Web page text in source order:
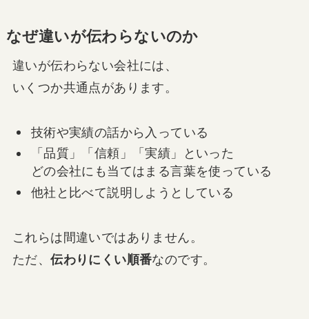
なぜ違いが伝わらないのか
違いが伝わらない会社には、
いくつか共通点があります。
技術や実績の話から入っている
「品質」「信頼」「実績」といった
どの会社にも当てはまる言葉を使っている
他社と比べて説明しようとしている
これらは間違いではありません。
ただ、伝わりにくい順番なのです。